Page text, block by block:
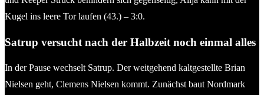
Kugel ins leere Tor laufen (43.) – 3:0.
Satrup versucht nach der Halbzeit noch einmal alles
In der Pause wechselt Satrup. Der weitgehend kaltgestellte Brian
Nielsen geht, Clemens Nielsen kommt. Zunächst baut Nordmark